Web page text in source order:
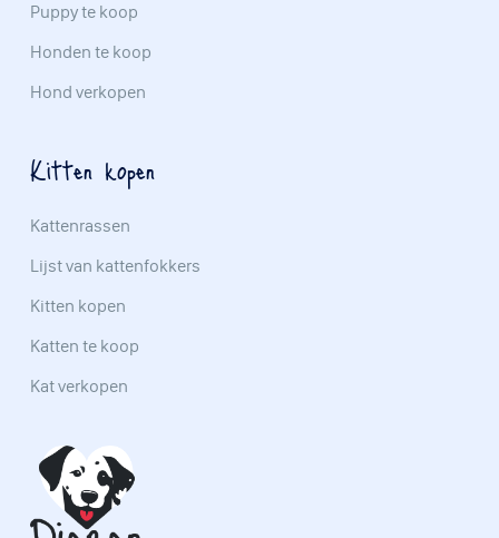
Puppy te koop
Honden te koop
Hond verkopen
Kitten kopen
Kattenrassen
Lijst van kattenfokkers
Kitten kopen
Katten te koop
Kat verkopen